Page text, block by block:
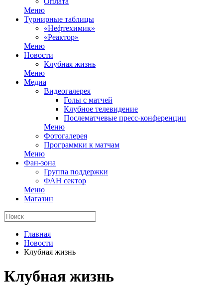
Меню
Турнирные таблицы
«Нефтехимик»
«Реактор»
Меню
Новости
Клубная жизнь
Меню
Медиа
Видеогалерея
Голы с матчей
Клубное телевидение
Послематчевые пресс-конференции
Меню
Фотогалерея
Программки к матчам
Меню
Фан-зона
Группа поддержки
ФАН сектор
Меню
Магазин
Главная
Новости
Клубная жизнь
Клубная жизнь